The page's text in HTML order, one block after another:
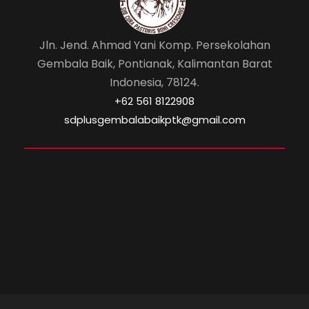
Jln. Jend. Ahmad Yani Komp. Persekolahan
Gembala Baik, Pontianak, Kalimantan Barat
Indonesia, 78124.
‎+62 561 8122908
sdplusgembalabaikptk@gmail.com